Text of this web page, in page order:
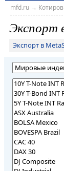
mfd.ru→
Экспорт
Экспорт в